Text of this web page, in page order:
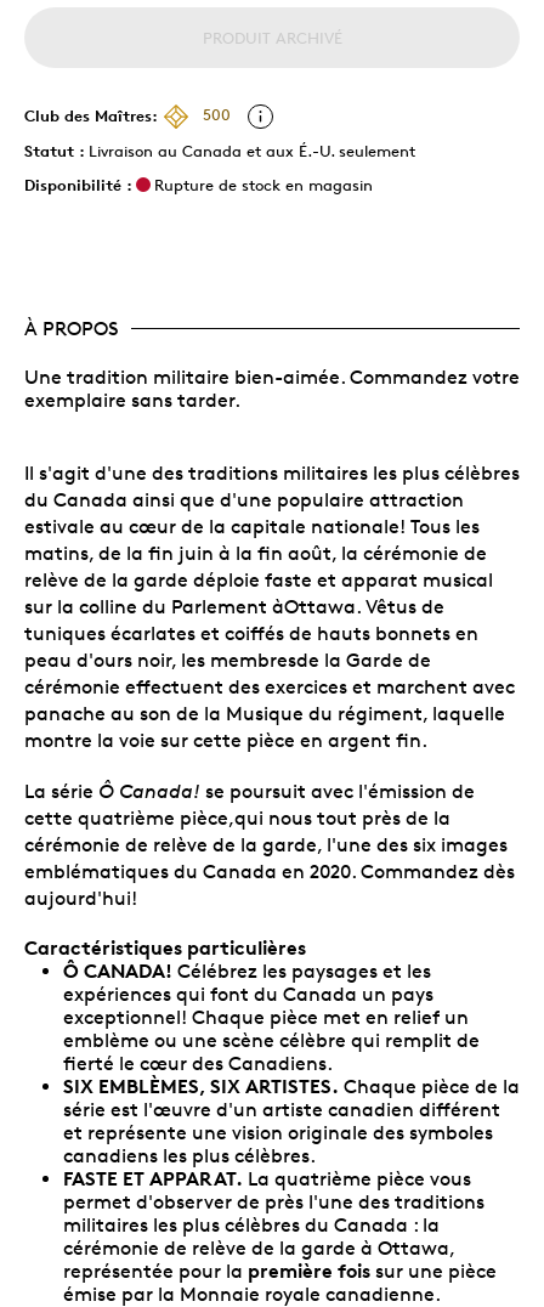
PRODUIT ARCHIVÉ
Club des Maîtres:
500
Statut : Livraison au Canada et aux É.-U. seulement
Disponibilité :
Rupture de stock en magasin
À PROPOS
Une tradition militaire bien-aimée. Commandez votre
exemplaire sans tarder.
Il s'agit d'une des traditions militaires les plus célèbres
du Canada ainsi que d'une populaire attraction
estivale au cœur de la capitale nationale! Tous les
matins, de la fin juin à la fin août, la cérémonie de
relève de la garde déploie faste et apparat musical
sur la colline du Parlement àOttawa. Vêtus de
tuniques écarlates et coiffés de hauts bonnets en
peau d'ours noir, les membresde la Garde de
cérémonie effectuent des exercices et marchent avec
panache au son de la Musique du régiment, laquelle
montre la voie sur cette pièce en argent fin.
La série Ô Canada! se poursuit avec l'émission de
cette quatrième pièce,qui nous tout près de la
cérémonie de relève de la garde, l'une des six images
emblématiques du Canada en 2020. Commandez dès
aujourd'hui!
Caractéristiques particulières
Ô CANADA! Célébrez les paysages et les
expériences qui font du Canada un pays
exceptionnel! Chaque pièce met en relief un
emblème ou une scène célèbre qui remplit de
fierté le cœur des Canadiens.
SIX EMBLÈMES, SIX ARTISTES. Chaque pièce de la
série est l'œuvre d'un artiste canadien différent
et représente une vision originale des symboles
canadiens les plus célèbres.
FASTE ET APPARAT. La quatrième pièce vous
permet d'observer de près l'une des traditions
militaires les plus célèbres du Canada : la
cérémonie de relève de la garde à Ottawa,
représentée pour la première fois sur une pièce
émise par la Monnaie royale canadienne.